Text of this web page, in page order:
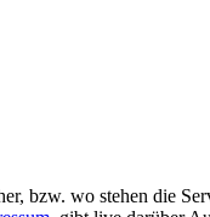
bzw. wo stehen die